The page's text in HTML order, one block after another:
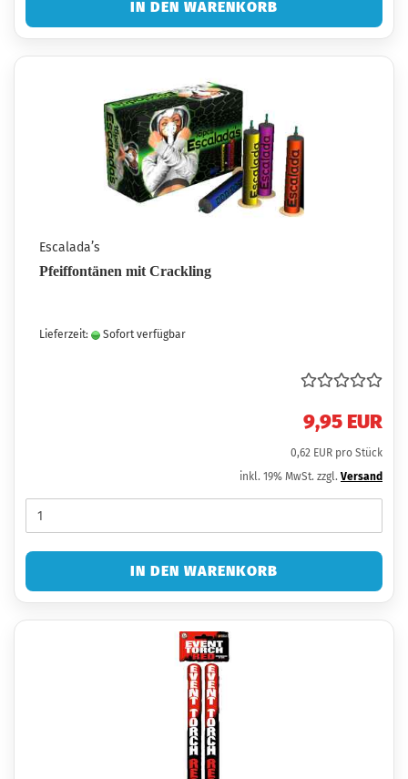
IN DEN WARENKORB
Escalada’s
Pfeiffontänen mit Crackling
Lieferzeit: Sofort verfügbar
9,95 EUR
0,62 EUR pro Stück
inkl. 19% MwSt. zzgl. Versand
IN DEN WARENKORB